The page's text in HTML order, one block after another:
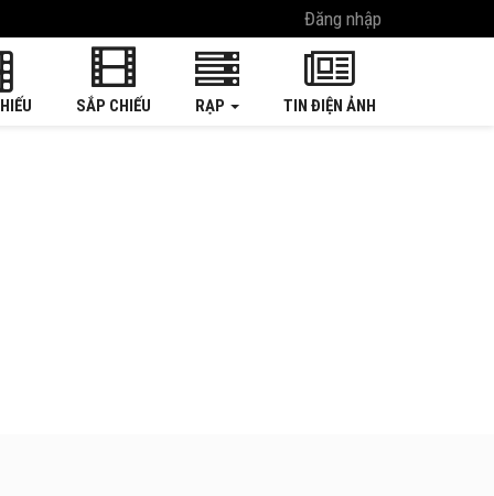
Đăng nhập
SẮP CHIẾU RẠP TIN ĐIỆN ẢNH